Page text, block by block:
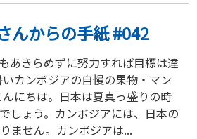
んからの手紙 #042
あきらめずに努力すれば目標は達
カンボジアの自慢の果物・マン
にちは。日本は夏真っ盛りの時
しょう。カンボジアには、日本の
ません。カンボジアは...